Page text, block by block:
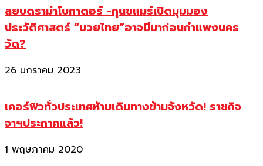
สยบดราม่าโบกาตอร์ -กุนขแมร์เปิดมุมมอง
ประวัติศาสตร์ “มวยไทย”อาจมีมาก่อนกำแพงนคร
วัด?
26 มกราคม 2023
เคอร์ฟิวทั่วประเทศห้ามเดินทางข้ามจังหวัด! ราชกิจ
จาฯประกาศแล้ว!
1 พฤษภาคม 2020